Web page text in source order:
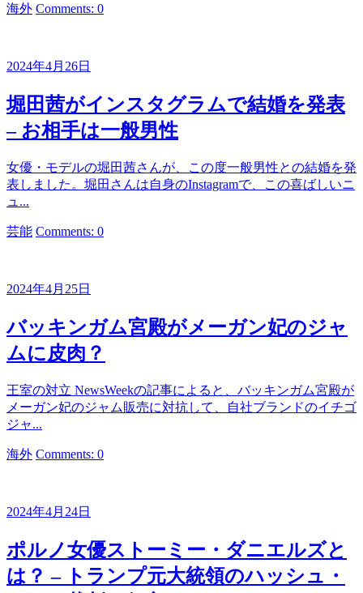
カ
リ
ー
海外 Comments: 0
2024年4月26日
堀田茜がインスタグラムで結婚を発表
– お相手は一般男性
女優・モデルの堀田茜さんが、この度一般男性との結婚を発
表しました。堀田さんは自身のInstagramで、この喜ばしいニ
ュ...
カ
リ
ー
芸能 Comments: 0
2024年4月25日
バッキンガム宮殿がメーガン妃のジャ
ムに皮肉？
王室の対立 NewsWeekの記事によると、バッキンガム宮殿が
メーガン妃のジャム販売に対抗して、自社ブランドのイチゴ
ジャ...
カ
リ
ー
海外 Comments: 0
2024年4月24日
ポルノ女優ストーミー・ダニエルズと
は？ – トランプ元大統領のハッシュ・